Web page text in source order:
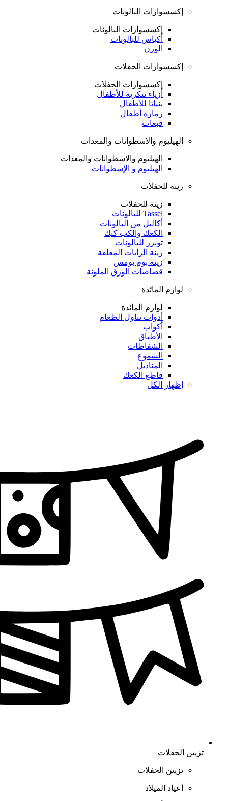
إكسسوارات البالونات
إكسسوارات البالونات
أكياس للبالونات
الوزن
إكسسوارات الحفلات
إكسسوارات الحفلات
أزياء تنكرية للأطفال
بنياتا للأطفال
زمارة أطفال
قبعات
الهيليوم والاسطوانات والمعدات
الهيليوم والاسطوانات والمعدات
الهيليوم و الإسطوانات
زينة للحفلات
زينة للحفلات
Tassel للبالونات
أكاليل من البالونات
الكعك والكب كيك
توبرز للبالونات
زينة الرايات المعلقة
زينة بوم بومس
قصاصات الورق الملونة
لوازم المائدة
لوازم المائدة
أدوات تناول الطعام
أكواب
الأطباق
الشفاطات
الشموع
المناديل
قاطع الكعك
إظهار الكل
تزيين الحفلات
تزيين الحفلات
أعياد الميلاد